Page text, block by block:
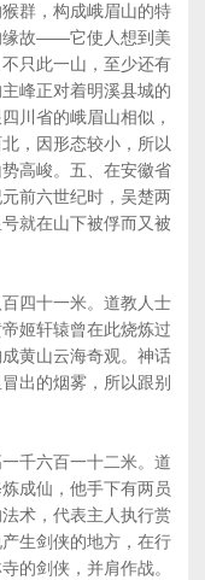
群，构成峨眉山的特
缘故——它使人想到美
只此一山，至少还有
峰正对着明溪县城的
川省的峨眉山相似，
，因形态较小，所以
高峻。五、在安徽省
前六世纪时，吴楚两
就在山下被俘而又被
四十一米。道教人士
姬轩辕曾在此烧炼过
黄山云海奇观。神话
出的烟雾，所以跟别
千六百一十二米。道
成仙，他手下有两员
术，代表主人执行赏
生剑侠的地方，在行
的剑侠，并肩作战。